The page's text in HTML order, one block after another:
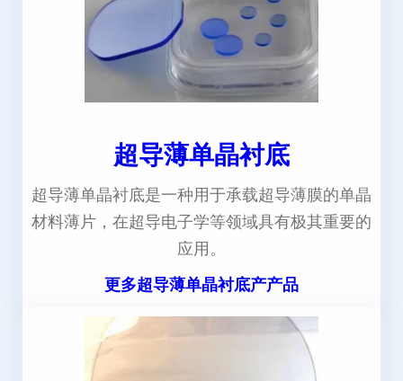
超导薄单晶衬底
超导薄单晶衬底是一种用于承载超导薄膜的单晶
材料薄片，在超导电子学等领域具有极其重要的
应用。
更多超导薄单晶衬底产产品